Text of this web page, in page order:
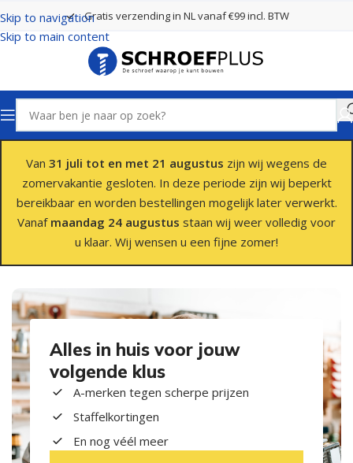
Skip to navigation
Skip to main content
Gratis verzending in NL vanaf €99 incl. BTW
Van 31 juli tot en met 21 augustus zijn wij wegens de
zomervakantie gesloten. In deze periode zijn wij beperkt
bereikbaar en worden bestellingen mogelijk later verwerkt.
Vanaf maandag 24 augustus staan wij weer volledig voor
u klaar. Wij wensen u een fijne zomer!
Alles in huis voor jouw
volgende klus
A-merken tegen scherpe prijzen
Staffelkortingen
En nog véél meer